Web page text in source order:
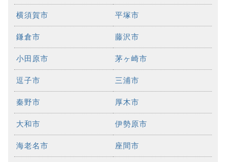
横須賀市 平塚市
鎌倉市 藤沢市
小田原市 茅ヶ崎市
逗子市 三浦市
秦野市 厚木市
大和市 伊勢原市
海老名市 座間市